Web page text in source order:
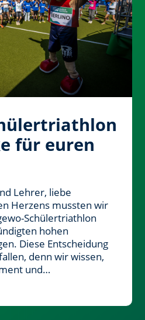
für euren
Lehrer, liebe
Herzens mussten wir
Schülertriathlon
hohen
Diese Entscheidung
denn wir wissen,
und…